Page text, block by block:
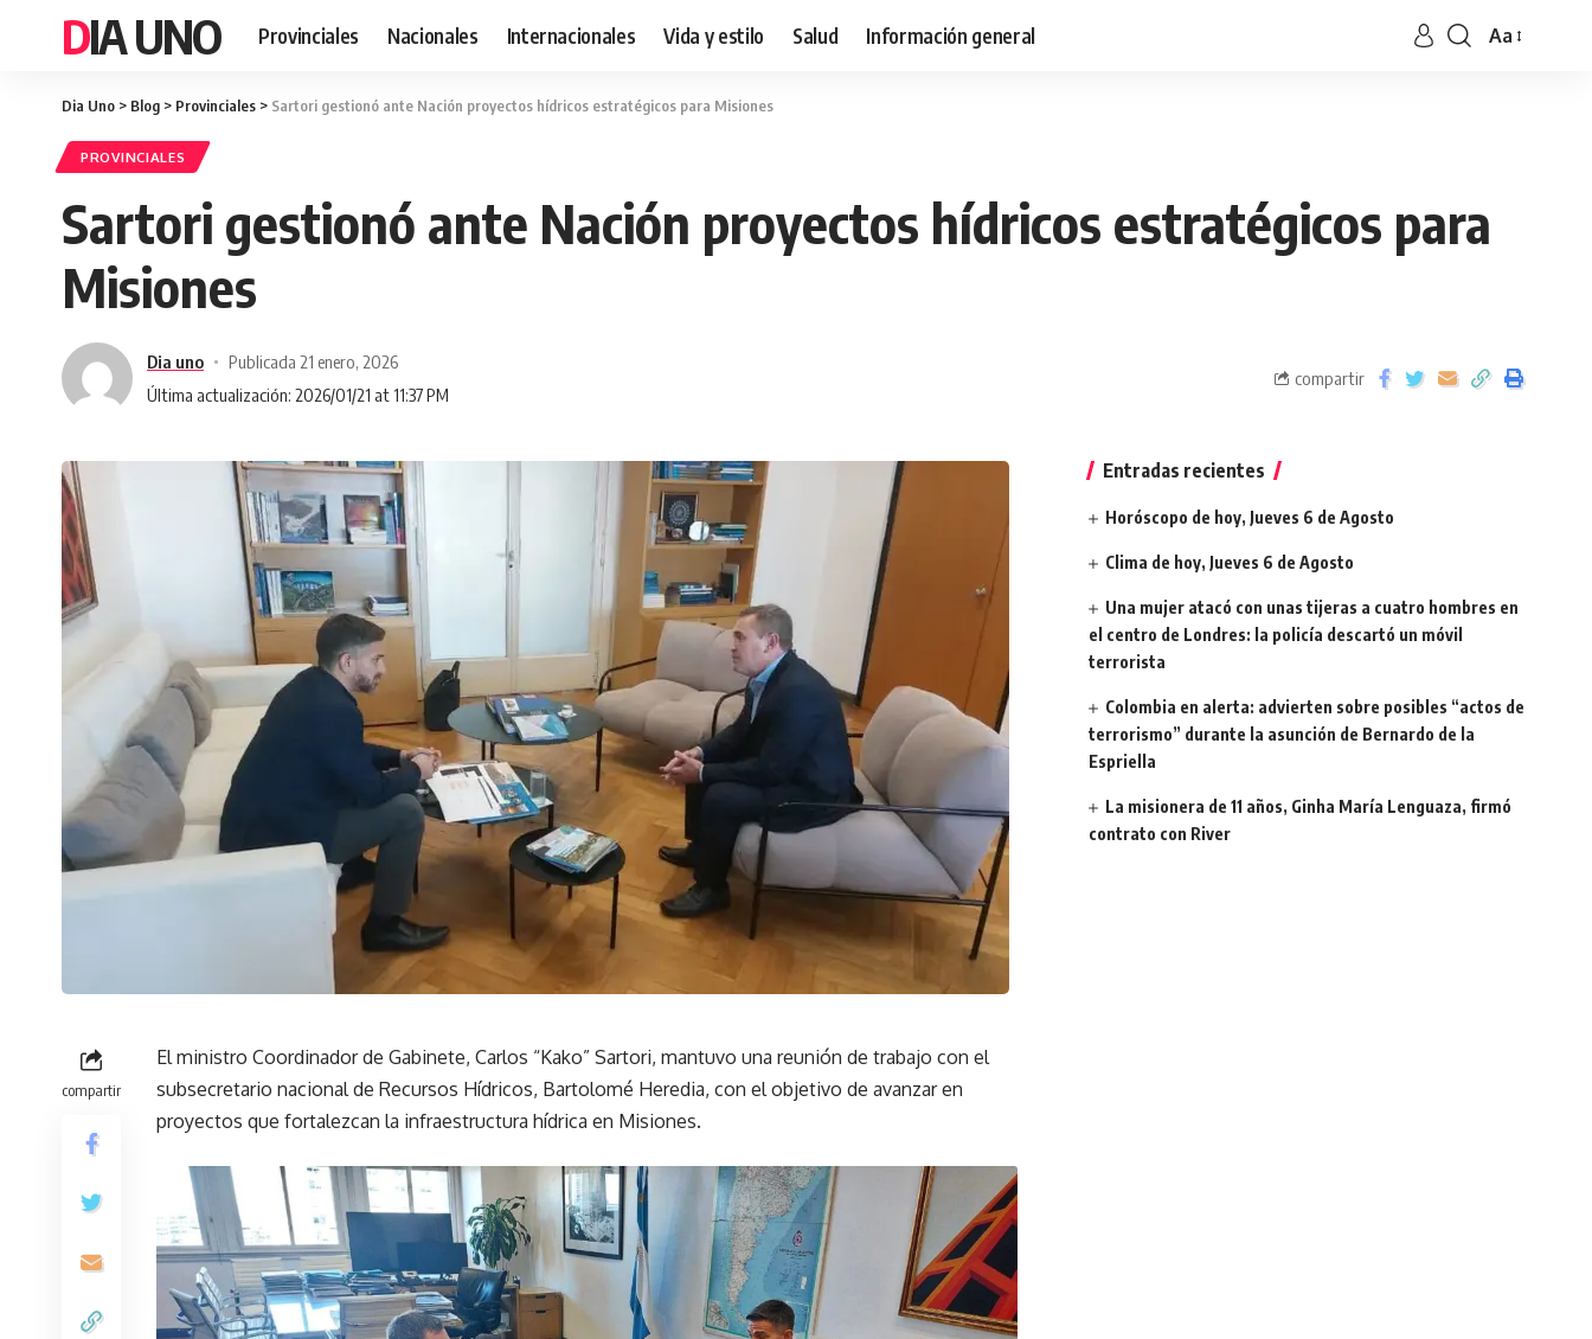
DIA UNO Provinciales Nacionales Internacionales Vida y estilo Salud Información general Aa
Dia Uno > Blog > Provinciales > Sartori gestionó ante Nación proyectos hídricos estratégicos para Misiones
PROVINCIALES
Sartori gestionó ante Nación proyectos hídricos estratégicos para
Misiones
Última actualización: 2026/01/21 at 11:37 PM
Dia uno Publicada 21 enero, 2026
compartir
compartir
El ministro Coordinador de Gabinete, Carlos “Kako” Sartori, mantuvo una reunión de trabajo con el
subsecretario nacional de Recursos Hídricos, Bartolomé Heredia, con el objetivo de avanzar en
proyectos que fortalezcan la infraestructura hídrica en Misiones.
Entradas recientes
Horóscopo de hoy, Jueves 6 de Agosto
Clima de hoy, Jueves 6 de Agosto
Una mujer atacó con unas tijeras a cuatro hombres en
el centro de Londres: la policía descartó un móvil
terrorista
Colombia en alerta: advierten sobre posibles “actos de
terrorismo” durante la asunción de Bernardo de la
Espriella
La misionera de 11 años, Ginha María Lenguaza, firmó
contrato con River